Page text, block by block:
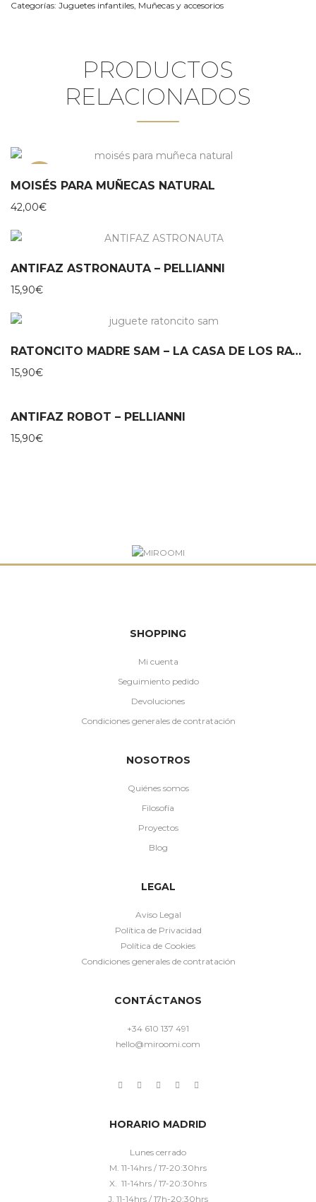
Categorías: Juguetes infantiles Muñecas y accesorios
PRODUCTOS
RELACIONADOS
MOISÉS PARA MUÑECAS NATURAL
42,00€
ANTIFAZ ASTRONAUTA – PELLIANNI
15,90€
RATONCITO MADRE SAM – LA CASA DE LOS RATONES
15,90€
ANTIFAZ ROBOT – PELLIANNI
15,90€
SHOPPING
Mi cuenta
Seguimiento pedido
Devoluciones
Condiciones generales de contratación
NOSOTROS
Quiénes somos
Filosofía
Proyectos
Blog
LEGAL
Aviso Legal
Política de Privacidad
Política de Cookies
Condiciones generales de contratación
CONTÁCTANOS
+34 610 137 491
hello@miroomi.com
HORARIO MADRID
Lunes cerrado
M. 11-14hrs / 17-20:30hrs
X. 11-14hrs / 17-20:30hrs
J. 11-14hrs / 17h-20:30hrs